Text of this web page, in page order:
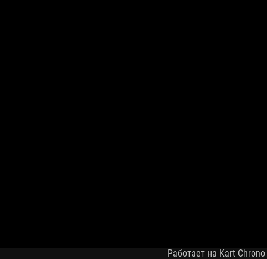
Работает на Kart Chrono